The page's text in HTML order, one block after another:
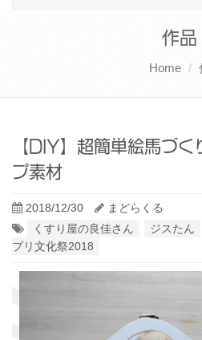
作品
Home
【DIY】超簡単絵馬づ
プ素材
2018/12/30
まどらくる
くすり屋の良佳さん
ジスたん
プリ文化祭2018